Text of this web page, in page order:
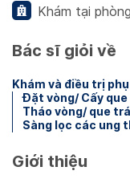
Khám tại
Bác sĩ giỏi về
Khám và điều trị
Đặt vòng/ Cấy
Tháo vòng/ que
Sàng lọc các ung
Giới thiệu